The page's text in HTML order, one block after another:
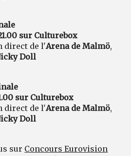
sur Culturebox
direct de l'Arena de Malmö,
Doll
sur Culturebox
direct de l'Arena de Malmö,
Doll
sur Concours Eurovision